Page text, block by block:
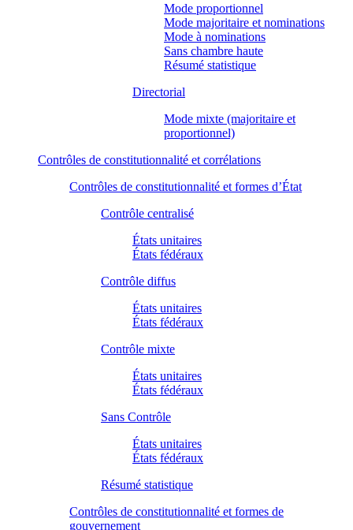
Mode proportionnel
Mode majoritaire et nominations
Mode à nominations
Sans chambre haute
Résumé statistique
Directorial
Mode mixte (majoritaire et
proportionnel)
Contrôles de constitutionnalité et corrélations
Contrôles de constitutionnalité et formes d’État
Contrôle centralisé
États unitaires
États fédéraux
Contrôle diffus
États unitaires
États fédéraux
Contrôle mixte
États unitaires
États fédéraux
Sans Contrôle
États unitaires
États fédéraux
Résumé statistique
Contrôles de constitutionnalité et formes de
gouvernement